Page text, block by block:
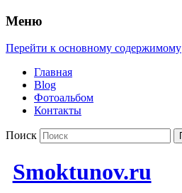
Меню
Перейти к основному содержимому
Главная
Blog
Фотоальбом
Контакты
Поиск
Smoktunov.ru